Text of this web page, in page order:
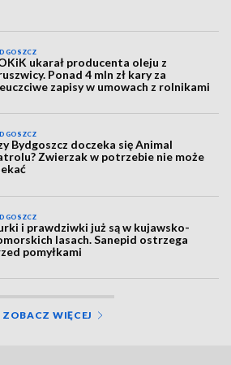
ukarał producenta oleju z
Ponad 4 mln zł kary za
zapisy w umowach z rolnikami
Bydgoszcz doczeka się Animal
Zwierzak w potrzebie nie może
i prawdziwki już są w kujawsko-
lasach. Sanepid ostrzega
pomyłkami
ZOBACZ WIĘCEJ